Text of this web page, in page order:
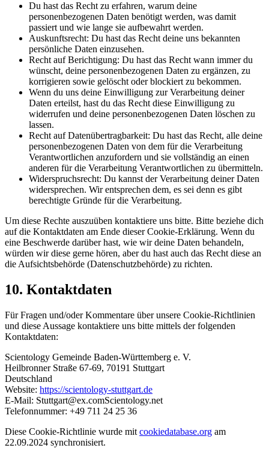
Du hast das Recht zu erfahren, warum deine
personenbezogenen Daten benötigt werden, was damit
passiert und wie lange sie aufbewahrt werden.
Auskunftsrecht: Du hast das Recht deine uns bekannten
persönliche Daten einzusehen.
Recht auf Berichtigung: Du hast das Recht wann immer du
wünscht, deine personenbezogenen Daten zu ergänzen, zu
korrigieren sowie gelöscht oder blockiert zu bekommen.
Wenn du uns deine Einwilligung zur Verarbeitung deiner
Daten erteilst, hast du das Recht diese Einwilligung zu
widerrufen und deine personenbezogenen Daten löschen zu
lassen.
Recht auf Datenübertragbarkeit: Du hast das Recht, alle deine
personenbezogenen Daten von dem für die Verarbeitung
Verantwortlichen anzufordern und sie vollständig an einen
anderen für die Verarbeitung Verantwortlichen zu übermitteln.
Widerspruchsrecht: Du kannst der Verarbeitung deiner Daten
widersprechen. Wir entsprechen dem, es sei denn es gibt
berechtigte Gründe für die Verarbeitung.
Um diese Rechte auszuüben kontaktiere uns bitte. Bitte beziehe dich
auf die Kontaktdaten am Ende dieser Cookie-Erklärung. Wenn du
eine Beschwerde darüber hast, wie wir deine Daten behandeln,
würden wir diese gerne hören, aber du hast auch das Recht diese an
die Aufsichtsbehörde (Datenschutzbehörde) zu richten.
10. Kontaktdaten
Für Fragen und/oder Kommentare über unsere Cookie-Richtlinien
und diese Aussage kontaktiere uns bitte mittels der folgenden
Kontaktdaten:
Scientology Gemeinde Baden-Württemberg e. V.
Heilbronner Straße 67-69, 70191 Stuttgart
Deutschland
Website: https://scientology-stuttgart.de
E-Mail: Stuttgart@ex.comScientology.net
Telefonnummer: +49 711 24 25 36
Diese Cookie-Richtlinie wurde mit cookiedatabase.org am
22.09.2024 synchronisiert.